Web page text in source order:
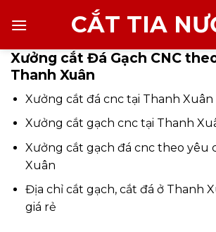
đến
dung
CẮT TIA
Xưởng cắt Đá Gạch CNC
Thanh Xuân
Xưởng cắt đá cnc tại Thanh Xuân
Xưởng cắt gạch cnc tại Thanh
Xưởng cắt gạch đá cnc theo yêu
Xuân
Địa chỉ cắt gạch, cắt đá ở Thanh
giá rẻ